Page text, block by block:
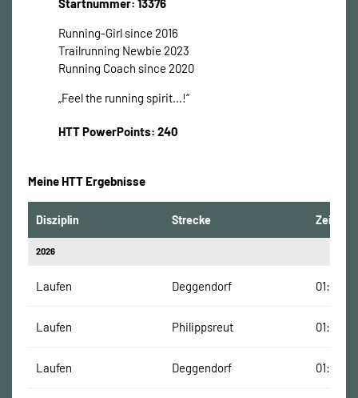
Startnummer: 13376
Running-Girl since 2016
Trailrunning Newbie 2023
Running Coach since 2020
„Feel the running spirit…!“
HTT PowerPoints: 240
Meine HTT Ergebnisse
Disziplin Strecke Zeit
2026
Laufen Deggendorf
Laufen Philippsreut
Laufen Deggendorf